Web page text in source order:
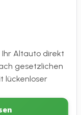
Altauto direkt
gesetzlichen
lückenloser